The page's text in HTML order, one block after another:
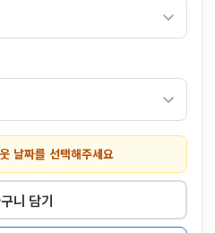
날짜를 선택해주세요
니 담기